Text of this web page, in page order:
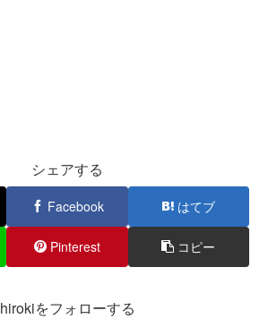
シェアする
Facebook はてブ
Pinterest コピー
hirokiをフォローする